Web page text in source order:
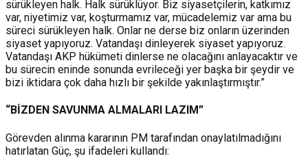
sürükleyen halk. Halk sürüklüyor. Biz siyasetçilerin, katkımız
var, niyetimiz var, koşturmamız var, mücadelemiz var ama bu
süreci sürükleyen halk. Onlar ne derse biz onların üzerinden
siyaset yapıyoruz. Vatandaşı dinleyerek siyaset yapıyoruz.
Vatandaşı AKP hükümeti dinlerse ne olacağını anlayacaktır ve
bu sürecin eninde sonunda evrileceği yer başka bir şeydir ve
bizi iktidara çok daha hızlı bir şekilde yakınlaştırmıştır.”
“BİZDEN SAVUNMA ALMALARI LAZIM”
Görevden alınma kararının PM tarafından onaylatılmadığını
hatırlatan Güç, şu ifadeleri kullandı: